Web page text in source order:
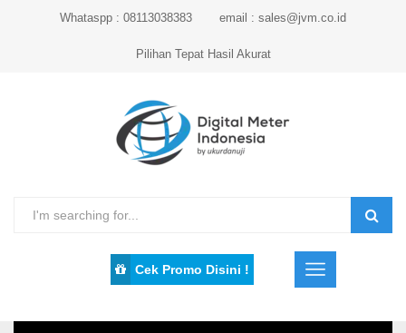
Whataspp : 08113038383 email : sales@jvm.co.id
Pilihan Tepat Hasil Akurat
Cek Promo Disini !